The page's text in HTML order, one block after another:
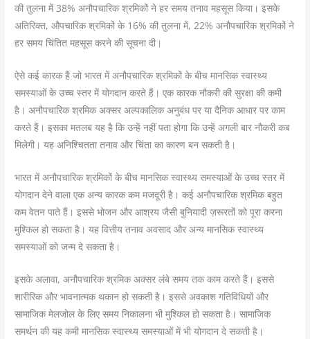
की तुलना में 38% अनौपचारिक श्रमिकों ने हर समय तनाव महसूस किया। इसके
अतिरिक्त, औपचारिक श्रमिकों के 16% की तुलना में, 22% अनौपचारिक श्रमिकों ने
हर समय चिंतित महसूस करने की सूचना दी।
ऐसे कई कारक हैं जो भारत में अनौपचारिक श्रमिकों के बीच मानसिक स्वास्थ्य
समस्याओं के उच्च स्तर में योगदान करते हैं। एक कारक नौकरी की सुरक्षा की कमी
है। अनौपचारिक श्रमिक अक्सर अल्पकालिक अनुबंध पर या दैनिक आधार पर काम
करते हैं। इसका मतलब यह है कि उन्हें नहीं पता होगा कि उन्हें अगली बार नौकरी कब
मिलेगी। यह अनिश्चितता तनाव और चिंता का कारण बन सकती है।
भारत में अनौपचारिक श्रमिकों के बीच मानसिक स्वास्थ्य समस्याओं के उच्च स्तर में
योगदान देने वाला एक अन्य कारक कम मजदूरी है। कई अनौपचारिक श्रमिक बहुत
कम वेतन पाते हैं। इससे भोजन और आश्रय जैसी बुनियादी ज़रूरतों को पूरा करना
मुश्किल हो सकता है। यह वित्तीय तनाव अवसाद और अन्य मानसिक स्वास्थ्य
समस्याओं को जन्म दे सकता है।
इसके अलावा, अनौपचारिक श्रमिक अक्सर लंबे समय तक काम करते हैं। इससे
शारीरिक और भावनात्मक थकान हो सकती है। इससे अवकाश गतिविधियों और
सामाजिक मेलजोल के लिए समय निकालना भी मुश्किल हो सकता है। सामाजिक
समर्थन की यह कमी मानसिक स्वास्थ्य समस्याओं में भी योगदान दे सकती है।